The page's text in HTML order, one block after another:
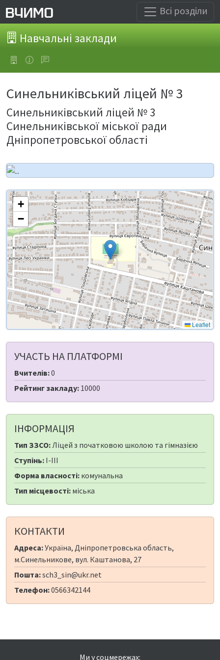
Всі розділи
Навчальні заклади
Синельниківський ліцей № 3
Синельниківський ліцей № 3
Синельниківської міської ради
Дніпропетровської області
+
−
Leaflet
УЧАСТЬ НА ПЛАТФОРМІ
Вчителів:0
Рейтинг закладу: 10000
ІНФОРМАЦІЯ
Тип ЗЗСО:Ліцей з початковою школою та гімназією
Ступінь: I-III
Форма власності: комунальна
Тип місцевості: міська
КОНТАКТИ
Адреса:Україна, Дніпропетровська область,
м.Синельникове, вул. Каштанова, 27
Пошта:sch3_sin@ukr.net
Телефон:0566342144
Ми у соцмережах: